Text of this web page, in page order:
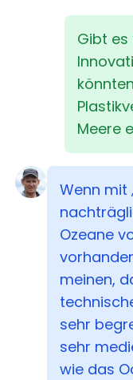
Gibt
Meere
Wenn mit
Ozeane
meinen,
sehr
sehr
wie das